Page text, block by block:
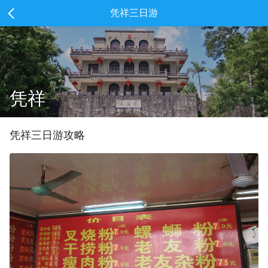
凭祥三日游
凭祥
凭祥三 日游攻略